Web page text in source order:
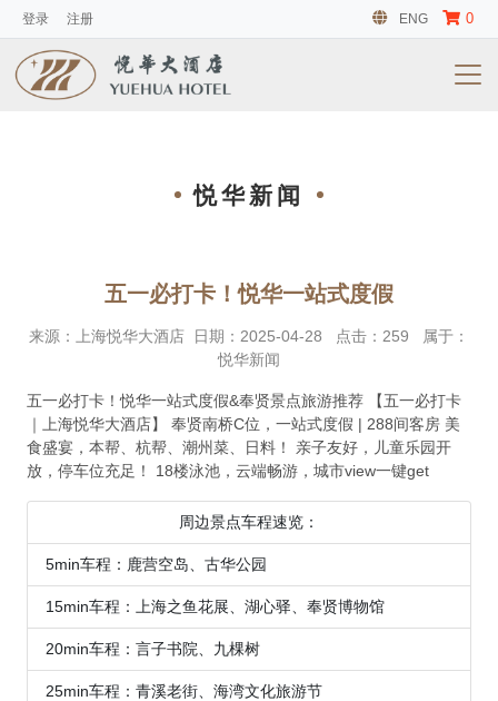
登录 注册 ENG 0
悦华新闻
五一必打卡！悦华一站式度假
来源： 上海悦华大酒店 日期： 2025-04-28 点击： 259
属于：
悦华新闻
五一必打卡！悦华一站式度假&奉贤景点旅游推荐 【五一必打卡
｜上海悦华大酒店】 奉贤南桥C位，一站式度假 | 288间客房 美
食盛宴，本帮、杭帮、潮州菜、日料！ 亲子友好，儿童乐园开
放，停车位充足！ 18楼泳池，云端畅游，城市view一键get
周边景点车程速览：
5min车程：鹿营空岛、古华公园
15min车程：上海之鱼花展、湖心驿、奉贤博物馆
20min车程：言子书院、九棵树
25min车程：青溪老街、海湾文化旅游节